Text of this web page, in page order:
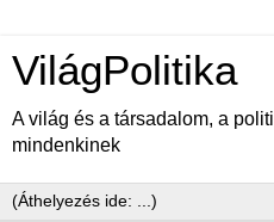
VilágPolitika
A világ és a társadalom, a
mindenkinek